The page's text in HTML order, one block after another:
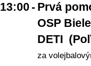
13:00 - Prvá
OSP
DETI
za